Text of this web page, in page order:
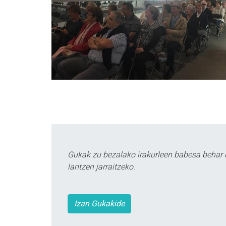
Gukak zu bezalako irakurleen babesa
lantzen jarraitzeko.
Izan Gukakide